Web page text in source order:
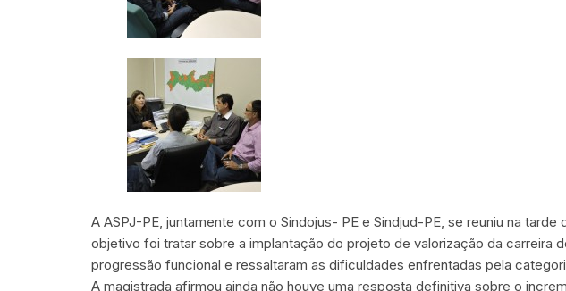
A ASPJ-PE, juntamente com o Sindojus- PE e Sindjud-PE, se reuniu na
objetivo foi tratar sobre a implantação do projeto de valorização da carreira
progressão funcional e ressaltaram as dificuldades enfrentadas pela
A magistrada afirmou ainda não houve uma resposta definitiva sobre o